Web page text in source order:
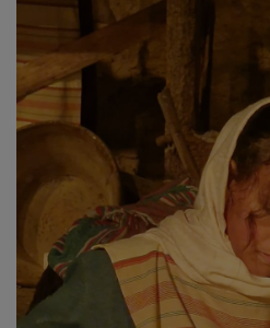
Más allá de la efeméride, el
entender qué representa hoy
Galápagos
. En su última
diecinueve, el municipio